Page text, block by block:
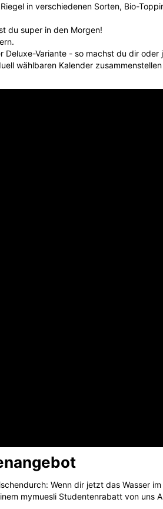
in verschiedenen Sorten, Bio-
du super in den Morgen!
Deluxe-Variante - so machst du dir
wählbaren Kalender
Wenn dir jetzt das Wasser
mymuesli Studentenrabatt von uns